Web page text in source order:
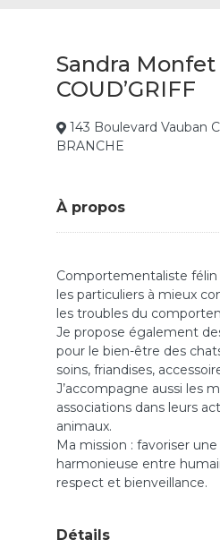
Sandra Monfet
COUD’GRIFF
143 Boulevard Vauban
BRANCHE
À propos
Comportementaliste félin
les particuliers à mieux
les troubles du
Je propose également
pour le bien-être des
soins, friandises,
J’accompagne aussi les
associations dans leurs
animaux.
Ma mission : favoriser
harmonieuse entre
respect et bienveillance.
Détails